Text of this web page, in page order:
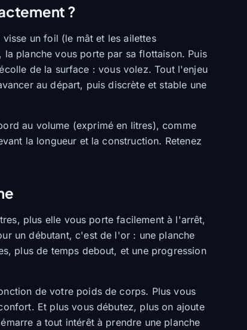
?
un foil (le mât et les ailettes
planche vous porte par sa flottaison. Puis
de la surface : vous volez. Tout l'enjeu
au départ, puis discrète et stable une
au volume (exprimé en litres), comme
la longueur et la construction. Retenez
plus elle vous porte facilement à l'arrêt,
un débutant, c'est de l'or : une planche
plus de temps debout, et une progression
de votre poids de corps. Plus vous
Et plus vous débutez, plus on ajoute
a tout intérêt à prendre une planche